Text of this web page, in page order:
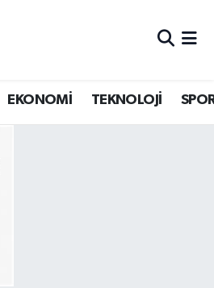
EKONOMİ TEKNOLOJİ
ve Fikstür